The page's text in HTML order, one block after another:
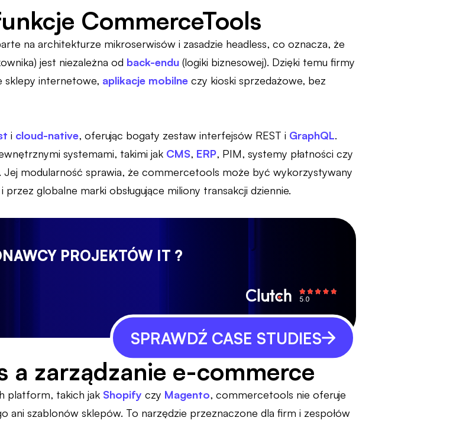
CommerceTools
na architekturze mikroserwisów i zasadzie headless, co oznacza, że
jest niezależna od back-endu (logiki biznesowej). Dzięki temu firmy
sklepy internetowe, aplikacje mobilne czy kioski sprzedażowe, bez
i cloud-native, oferując bogaty zestaw interfejsów REST i GraphQL.
systemami, takimi jak CMS, ERP, PIM, systemy płatności czy
Jej modularność sprawia, że commercetools może być wykorzystywany
globalne marki obsługujące miliony transakcji dziennie.
PROJEKTÓW IT ?
SPRAWDŹ CASE STUDIES
a zarządzanie e-commerce
platform, takich jak Shopify czy Magento, commercetools nie oferuje
ani szablonów sklepów. To narzędzie przeznaczone dla firm i zespołów